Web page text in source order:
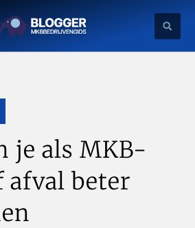
je als MKB-
afval beter